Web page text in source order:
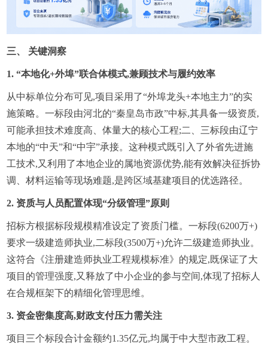
三、 关键洞察
1. “本地化+外埠”联合体模式,兼顾技术与履约效率
从中标单位分布可见,项目采用了“外埠龙头+本地主力”的实
施策略。一标段由河北的“秦皇岛市政”中标,其具备一级资质,
可能承担技术难度高、体量大的核心工程;二、三标段由辽宁
本地的“中天”和“中宇”承接。这种模式既引入了外省先进施
工技术,又利用了本地企业的属地资源优势,能有效解决征拆协
调、材料运输等现场难题,是跨区域基建项目的优选路径。
2. 资质与人员配置体现“分级管理”原则
招标方根据标段规模精准设定了资质门槛。一标段(6200万+)
要求一级建造师执业,二标段(3500万+)允许二级建造师执业。
这符合《注册建造师执业工程规模标准》的规定,既保证了大
项目的管理强度,又释放了中小企业的参与空间,体现了招标人
在合规框架下的精细化管理思维。
3. 资金密集度高,财政支付压力需关注
项目三个标段合计金额约1.35亿元,均属于中大型市政工程。